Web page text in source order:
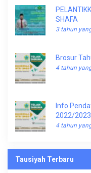
SHAFA
3 tahun
Brosur
4 tahun
Info
2022/2023
4 tahun
Tausiyah Terbaru